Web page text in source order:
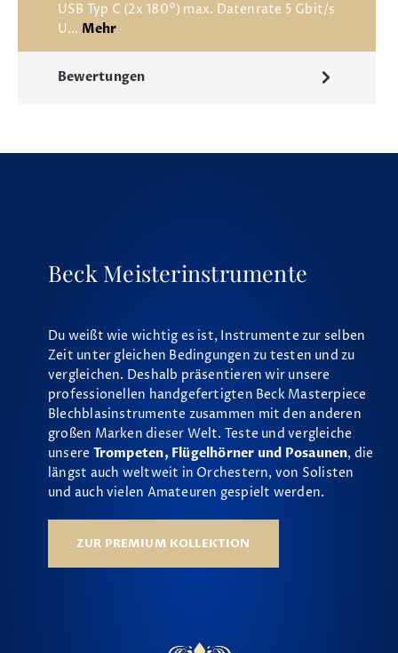
USB Typ C (2x 180°) max. Datenrate 5 Gbit/s
U… Mehr
Bewertungen
Beck Meisterinstrumente
Du weißt wie wichtig es ist, Instrumente zur selben
Zeit unter gleichen Bedingungen zu testen und zu
vergleichen. Deshalb präsentieren wir unsere
professionellen handgefertigten Beck Masterpiece
Blechblasinstrumente zusammen mit den anderen
großen Marken dieser Welt. Teste und vergleiche
unsere Trompeten, Flügelhörner und Posaunen, die
längst auch weltweit in Orchestern, von Solisten
und auch vielen Amateuren gespielt werden.
ZUR PREMIUM KOLLEKTION